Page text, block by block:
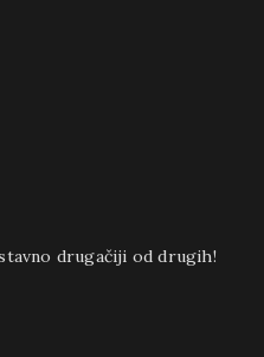
drugačiji od drugih!